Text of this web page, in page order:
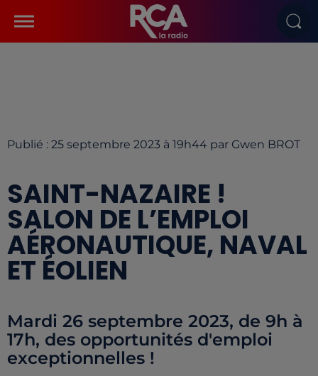
Publié : 25 septembre 2023 à 19h44 par Gwen BROT
SAINT-NAZAIRE !
SALON DE L’EMPLOI
AÉRONAUTIQUE, NAVAL
ET ÉOLIEN
Mardi 26 septembre 2023, de 9h à
17h, des opportunités d'emploi
exceptionnelles !